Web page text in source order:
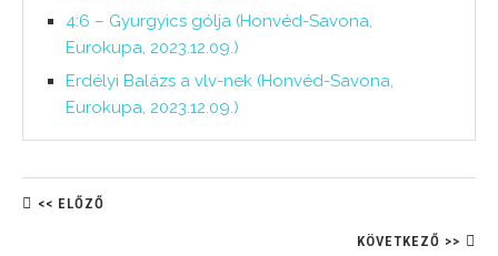
4:6 – Gyurgyics gólja (Honvéd-Savona,
Eurokupa, 2023.12.09.)
Erdélyi Balázs a vlv-nek (Honvéd-Savona,
Eurokupa, 2023.12.09.)
<< ELŐZŐ
KÖVETKEZŐ >>